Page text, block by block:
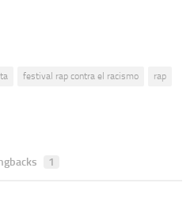
festival rap contra el racismo rap
1